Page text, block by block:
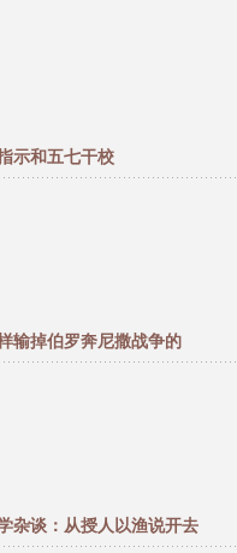
示和五七干校
输掉伯罗奔尼撒战争的
杂谈：从授人以渔说开去